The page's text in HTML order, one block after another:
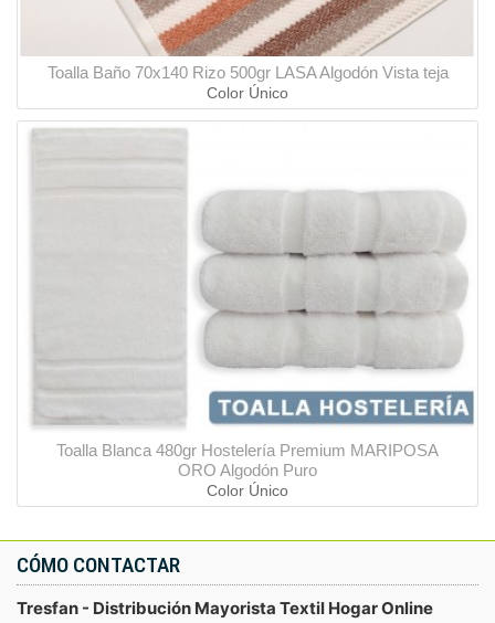
Toalla Baño 70x140 Rizo 500gr LASA Algodón Vista teja
Color Único
Toalla Blanca 480gr Hostelería Premium MARIPOSA
ORO Algodón Puro
Color Único
CÓMO CONTACTAR
Tresfan - Distribución Mayorista Textil Hogar Online